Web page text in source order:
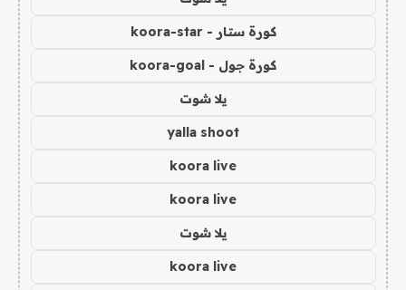
كورة ستار - koora-star
كورة جول - koora-goal
يلا شوت
yalla shoot
koora live
koora live
يلا شوت
koora live